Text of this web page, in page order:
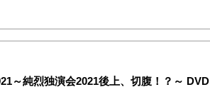
～純烈独演会2021後上、切腹！？～ DVD